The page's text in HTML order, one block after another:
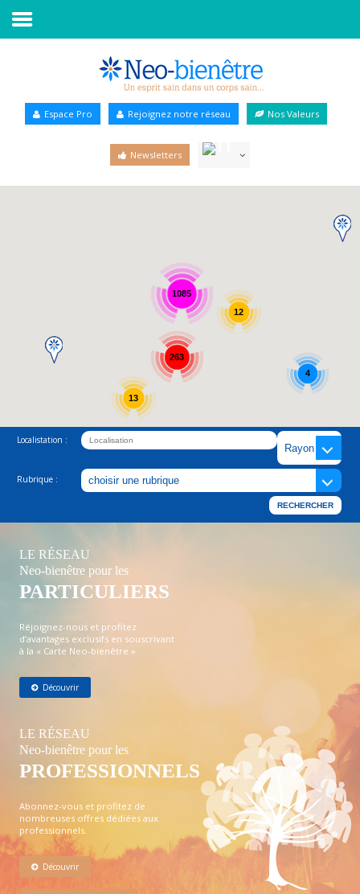
Annuaire Bien-être
Espace Pro Rejoignez notre réseau Nos Valeurs
Newsletters
1085
13
263
4
12
Localistation :
Rubrique :
LE RÉSEAU
Neo-bienêtre pour les
PARTICULIERS
Réjoignez-nous et profitez
d’avantages exclusifs en souscrivant
à la « Carte Neo-bienêtre »
Découvrir
LE RÉSEAU
Neo-bienêtre pour les
PROFESSIONNELS
Abonnez-vous et profitez de
nombreuses offres dédiées aux
professionnels.
Découvrir